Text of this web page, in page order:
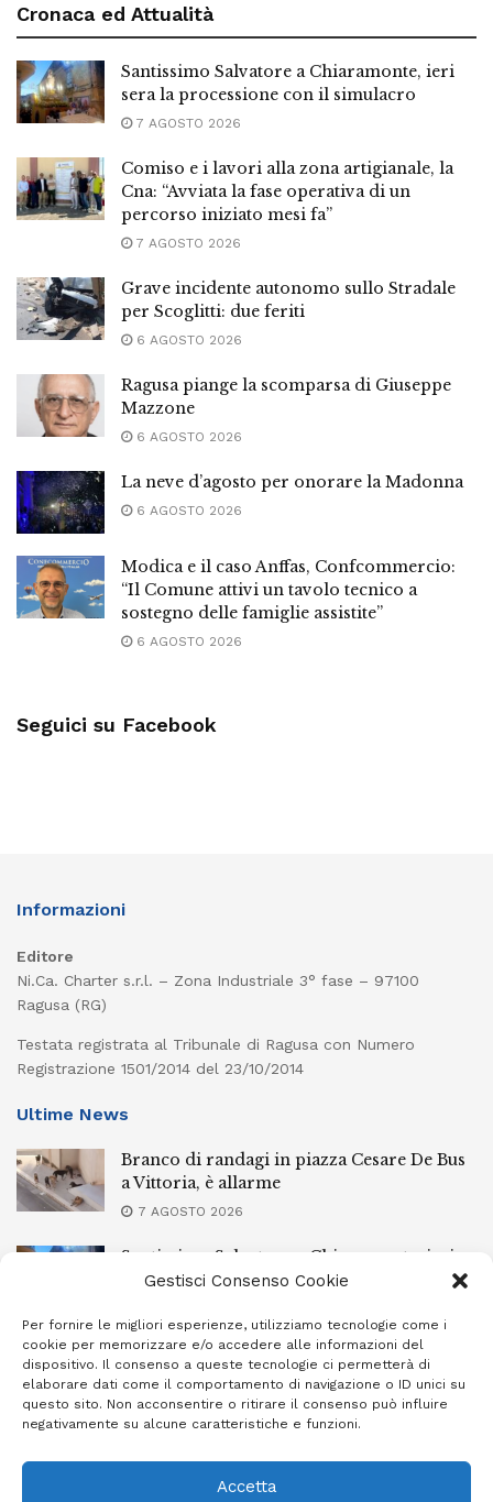
Gestisci Consenso Cookie
Per fornire le migliori esperienze, utilizziamo tecnologie come i
cookie per memorizzare e/o accedere alle informazioni del
dispositivo. Il consenso a queste tecnologie ci permetterà di
elaborare dati come il comportamento di navigazione o ID unici su
questo sito. Non acconsentire o ritirare il consenso può influire
negativamente su alcune caratteristiche e funzioni.
Accetta
Cronaca ed Attualità
Santissimo Salvatore a Chiaramonte, ieri
sera la processione con il simulacro
7 AGOSTO 2026
Comiso e i lavori alla zona artigianale, la
Cna: “Avviata la fase operativa di un
percorso iniziato mesi fa”
7 AGOSTO 2026
Grave incidente autonomo sullo Stradale
per Scoglitti: due feriti
6 AGOSTO 2026
Ragusa piange la scomparsa di Giuseppe
Mazzone
6 AGOSTO 2026
La neve d’agosto per onorare la Madonna
6 AGOSTO 2026
Modica e il caso Anffas, Confcommercio:
“Il Comune attivi un tavolo tecnico a
sostegno delle famiglie assistite”
6 AGOSTO 2026
Seguici su Facebook
Informazioni
Editore
Ni.Ca. Charter s.r.l. – Zona Industriale 3° fase – 97100
Ragusa (RG)
Testata registrata al Tribunale di Ragusa con Numero
Registrazione 1501/2014 del 23/10/2014
Ultime News
Branco di randagi in piazza Cesare De Bus
a Vittoria, è allarme
7 AGOSTO 2026
Santissimo Salvatore a Chiaramonte, ieri
sera la processione con il simulacro
L’Ebt Ragusa approva il regolamento di
conciliazione
7 AGOSTO 2026